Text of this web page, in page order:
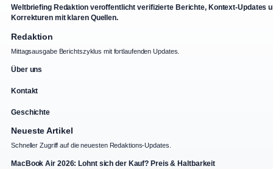
Weltbriefing Redaktion veroffentlicht verifizierte Berichte, Kontext-Updates
Korrekturen mit klaren Quellen.
Redaktion
Mittagsausgabe Berichtszyklus mit fortlaufenden Updates.
Über uns
Kontakt
Geschichte
Neueste Artikel
Schneller Zugriff auf die neuesten Redaktions-Updates.
MacBook Air 2026: Lohnt sich der Kauf? Preis & Haltbarkeit